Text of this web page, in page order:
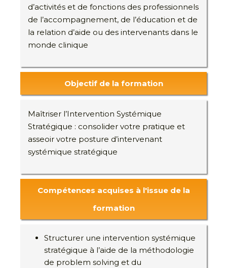
d’activités et de fonctions des professionnels
de l’accompagnement, de l’éducation et de
la relation d’aide ou des intervenants dans le
monde clinique
Objectif de la formation
Maîtriser l’Intervention Systémique
Stratégique : consolider votre pratique et
asseoir votre posture d’intervenant
systémique stratégique
Compétences acquises à l'issue de la
formation
Structurer une intervention systémique
stratégique à l’aide de la méthodologie
de problem solving et du